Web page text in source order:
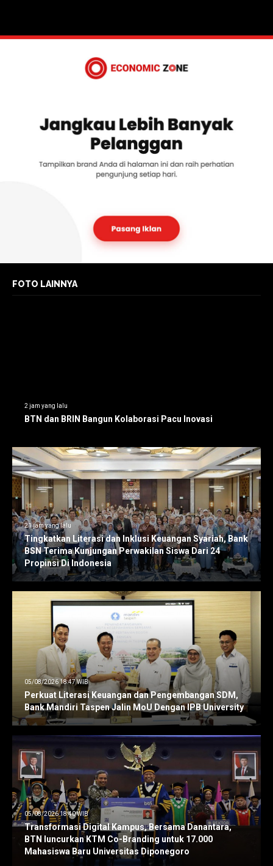
FOTO LAINNYA
2 jam yang lalu
BTN dan BRIN Bangun Kolaborasi Pacu Inovasi
21 jam yang lalu
Tingkatkan Literasi dan Inklusi Keuangan Syariah, Bank
BSN Terima Kunjungan Perwakilan Siswa Dari 24
Propinsi Di Indonesia
05/08/2026 18:47 WIB
Perkuat Literasi Keuangan dan Pengembangan SDM,
Bank Mandiri Taspen Jalin MoU Dengan IPB University
05/08/2026 18:40 WIB
Transformasi Digital Kampus, Bersama Danantara,
BTN luncurkan KTM Co-Branding untuk 17.000
Mahasiswa Baru Universitas Diponegoro